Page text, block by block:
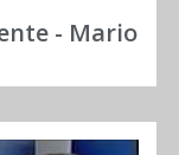
- Mario